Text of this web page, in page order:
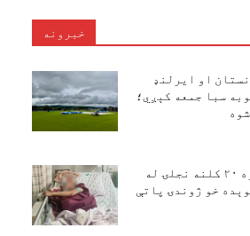
خبرونه
او ایرلنډ
۲مه لوبه سبا جمعه کېږي؛
په چین کې یوه ۲۰ کلنه نجلۍ له
خو ژوندۍ پاتې